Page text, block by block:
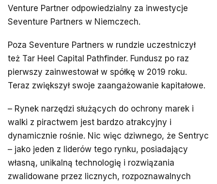
Venture Partner odpowiedzialny za inwestycje
Seventure Partners w Niemczech.
Poza Seventure Partners w rundzie uczestniczył
też Tar Heel Capital Pathfinder. Fundusz po raz
pierwszy zainwestował w spółkę w 2019 roku.
Teraz zwiększył swoje zaangażowanie kapitałowe.
– Rynek narzędzi służących do ochrony marek i
walki z piractwem jest bardzo atrakcyjny i
dynamicznie rośnie. Nic więc dziwnego, że Sentryc
– jako jeden z liderów tego rynku, posiadający
własną, unikalną technologię i rozwiązania
zwalidowane przez licznych, rozpoznawalnych